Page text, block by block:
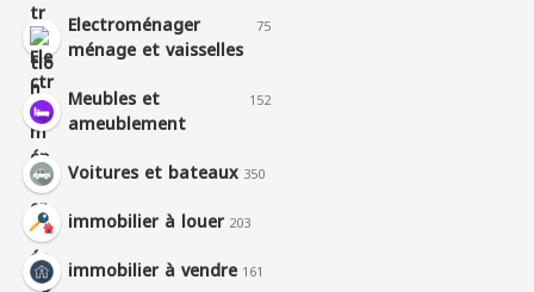
Electroménager
ménage et vaisselles
75
Meubles et
ameublement
152
Voitures et bateaux 350
immobilier à louer 203
immobilier à vendre 161